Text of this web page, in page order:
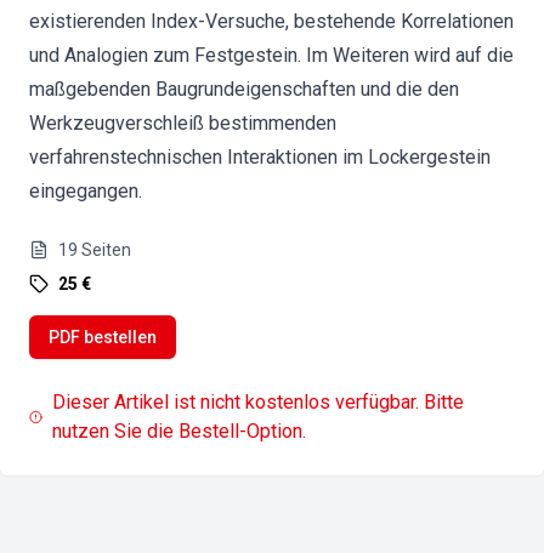
existierenden Index-Versuche, bestehende Korrelationen
und Analogien zum Festgestein. Im Weiteren wird auf die
maßgebenden Baugrundeigenschaften und die den
Werkzeugverschleiß bestimmenden
verfahrenstechnischen Interaktionen im Lockergestein
eingegangen.
19 Seiten
25 €
PDF bestellen
Dieser Artikel ist nicht kostenlos verfügbar. Bitte
nutzen Sie die Bestell-Option.